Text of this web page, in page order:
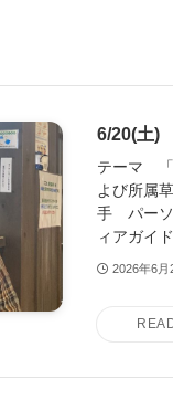
6/20(土)
テーマ 「
よび所属
手 パーソ
ィアガイ
2026年6月